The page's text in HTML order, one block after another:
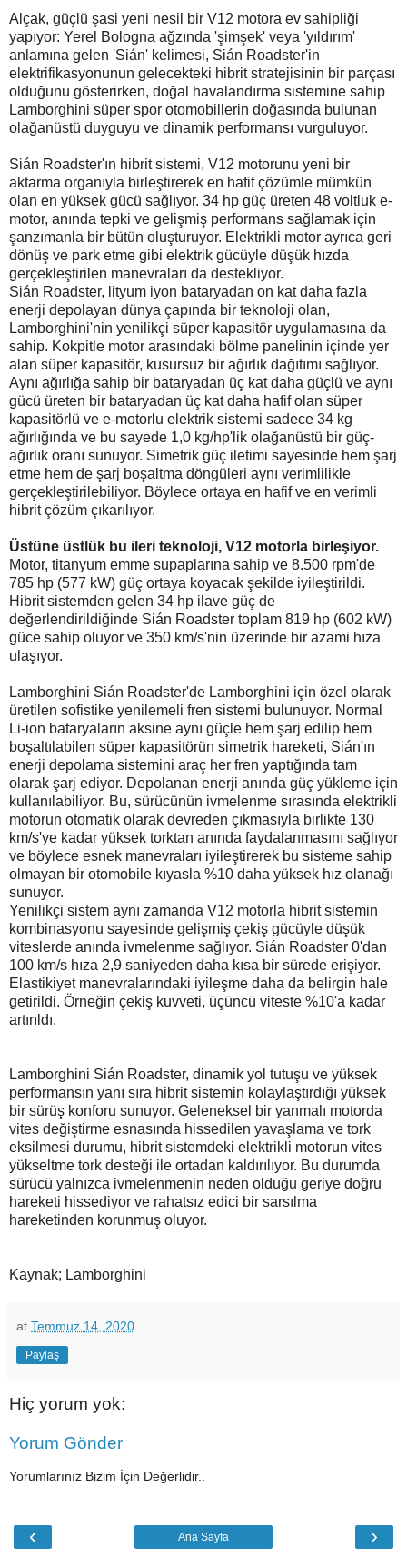
Alçak, güçlü şasi yeni nesil bir V12 motora ev sahipliği
yapıyor: Yerel Bologna ağzında 'şimşek' veya 'yıldırım'
anlamına gelen 'Sián' kelimesi, Sián Roadster'in
elektrifikasyonunun gelecekteki hibrit stratejisinin bir parçası
olduğunu gösterirken, doğal havalandırma sistemine sahip
Lamborghini süper spor otomobillerin doğasında bulunan
olağanüstü duyguyu ve dinamik performansı vurguluyor.
Sián Roadster'ın hibrit sistemi, V12 motorunu yeni bir
aktarma organıyla birleştirerek en hafif çözümle mümkün
olan en yüksek gücü sağlıyor. 34 hp güç üreten 48 voltluk e-
motor, anında tepki ve gelişmiş performans sağlamak için
şanzımanla bir bütün oluşturuyor. Elektrikli motor ayrıca geri
dönüş ve park etme gibi elektrik gücüyle düşük hızda
gerçekleştirilen manevraları da destekliyor.
Sián Roadster, lityum iyon bataryadan on kat daha fazla
enerji depolayan dünya çapında bir teknoloji olan,
Lamborghini'nin yenilikçi süper kapasitör uygulamasına da
sahip. Kokpitle motor arasındaki bölme panelinin içinde yer
alan süper kapasitör, kusursuz bir ağırlık dağıtımı sağlıyor.
Aynı ağırlığa sahip bir bataryadan üç kat daha güçlü ve aynı
gücü üreten bir bataryadan üç kat daha hafif olan süper
kapasitörlü ve e-motorlu elektrik sistemi sadece 34 kg
ağırlığında ve bu sayede 1,0 kg/hp'lik olağanüstü bir güç-
ağırlık oranı sunuyor. Simetrik güç iletimi sayesinde hem şarj
etme hem de şarj boşaltma döngüleri aynı verimlilikle
gerçekleştirilebiliyor. Böylece ortaya en hafif ve en verimli
hibrit çözüm çıkarılıyor.
Üstüne üstlük bu ileri teknoloji, V12 motorla birleşiyor.
Motor, titanyum emme supaplarına sahip ve 8.500 rpm'de
785 hp (577 kW) güç ortaya koyacak şekilde iyileştirildi.
Hibrit sistemden gelen 34 hp ilave güç de
değerlendirildiğinde Sián Roadster toplam 819 hp (602 kW)
güce sahip oluyor ve 350 km/s'nin üzerinde bir azami hıza
ulaşıyor.
Lamborghini Sián Roadster'de Lamborghini için özel olarak
üretilen sofistike yenilemeli fren sistemi bulunuyor. Normal
Li-ion bataryaların aksine aynı güçle hem şarj edilip hem
boşaltılabilen süper kapasitörün simetrik hareketi, Sián'ın
enerji depolama sistemini araç her fren yaptığında tam
olarak şarj ediyor. Depolanan enerji anında güç yükleme için
kullanılabiliyor. Bu, sürücünün ivmelenme sırasında elektrikli
motorun otomatik olarak devreden çıkmasıyla birlikte 130
km/s'ye kadar yüksek torktan anında faydalanmasını sağlıyor
ve böylece esnek manevraları iyileştirerek bu sisteme sahip
olmayan bir otomobile kıyasla %10 daha yüksek hız olanağı
sunuyor.
Yenilikçi sistem aynı zamanda V12 motorla hibrit sistemin
kombinasyonu sayesinde gelişmiş çekiş gücüyle düşük
viteslerde anında ivmelenme sağlıyor. Sián Roadster 0'dan
100 km/s hıza 2,9 saniyeden daha kısa bir sürede erişiyor.
Elastikiyet manevralarındaki iyileşme daha da belirgin hale
getirildi. Örneğin çekiş kuvveti, üçüncü viteste %10'a kadar
artırıldı.
Lamborghini Sián Roadster, dinamik yol tutuşu ve yüksek
performansın yanı sıra hibrit sistemin kolaylaştırdığı yüksek
bir sürüş konforu sunuyor. Geleneksel bir yanmalı motorda
vites değiştirme esnasında hissedilen yavaşlama ve tork
eksilmesi durumu, hibrit sistemdeki elektrikli motorun vites
yükseltme tork desteği ile ortadan kaldırılıyor. Bu durumda
sürücü yalnızca ivmelenmenin neden olduğu geriye doğru
hareketi hissediyor ve rahatsız edici bir sarsılma
hareketinden korunmuş oluyor.
Kaynak; Lamborghini
at Temmuz 14, 2020
Paylaş
Hiç yorum yok:
Yorum Gönder
Yorumlarınız Bizim İçin Değerlidir..
‹ ›
Ana Sayfa